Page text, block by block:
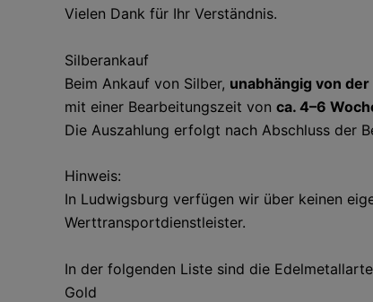
Vielen Dank für Ihr Verständnis.
Silberankauf
Beim Ankauf von Silber, unabhängig von
mit einer Bearbeitungszeit von ca. 4–6
Die Auszahlung erfolgt nach Abschluss der
Hinweis:
In Ludwigsburg verfügen wir über keinen
Werttransportdienstleister.
In der folgenden Liste sind die
Gold